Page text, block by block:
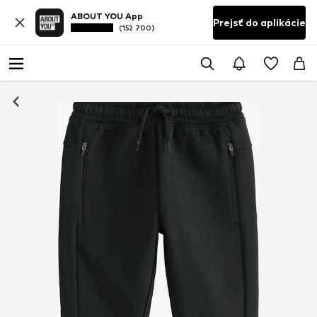
ABOUT YOU App
(152 700) Prejsť do aplikácie